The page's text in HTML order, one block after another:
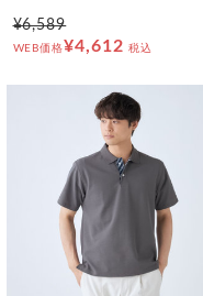
¥6,589
WEB価格¥4,612 税込